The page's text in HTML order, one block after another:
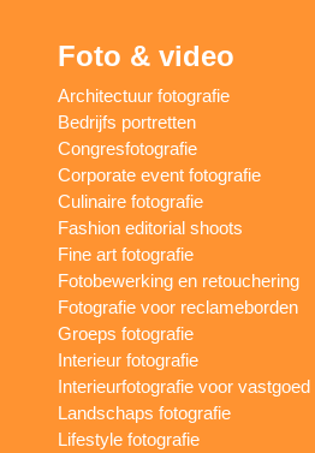
Foto & video
Architectuur fotografie
Bedrijfs portretten
Congresfotografie
Corporate event fotografie
Culinaire fotografie
Fashion editorial shoots
Fine art fotografie
Fotobewerking en retouchering
Fotografie voor reclameborden
Groeps fotografie
Interieur fotografie
Interieurfotografie voor vastgoed
Landschaps fotografie
Lifestyle fotografie